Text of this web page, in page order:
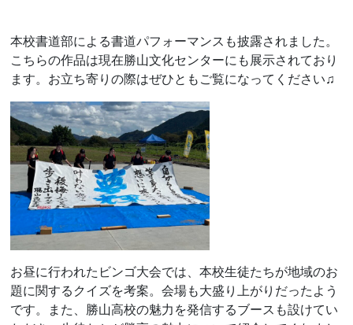
本校書道部による書道パフォーマンスも披露されました。
こちらの作品は現在勝山文化センターにも展示されており
ます。お立ち寄りの際はぜひともご覧になってください♫
お昼に行われたビンゴ大会では、本校生徒たちが地域のお
題に関するクイズを考案。会場も大盛り上がりだったよう
です。また、勝山高校の魅力を発信するブースも設けてい